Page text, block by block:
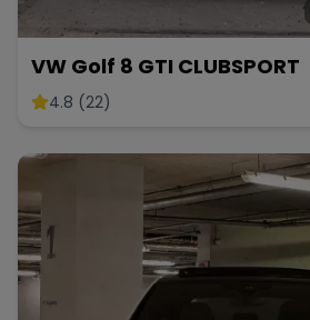
VW Golf 8 GTI CLUBSPORT
4.8 (22)